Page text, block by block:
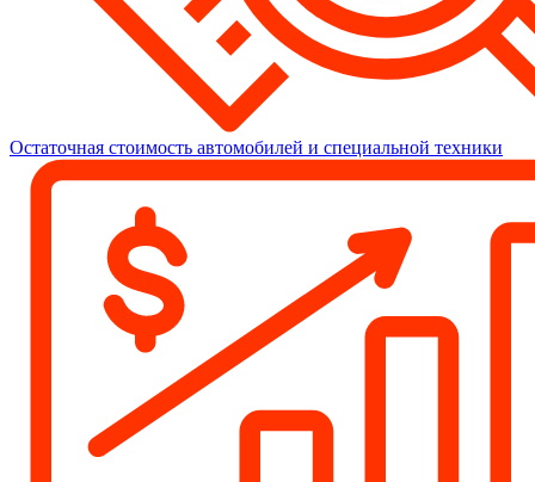
Остаточная стоимость автомобилей и специальной техники